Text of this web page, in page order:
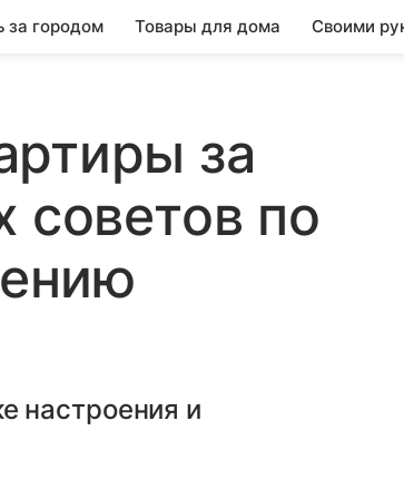
за городом Товары для дома Своими
за
советов по
настроения и